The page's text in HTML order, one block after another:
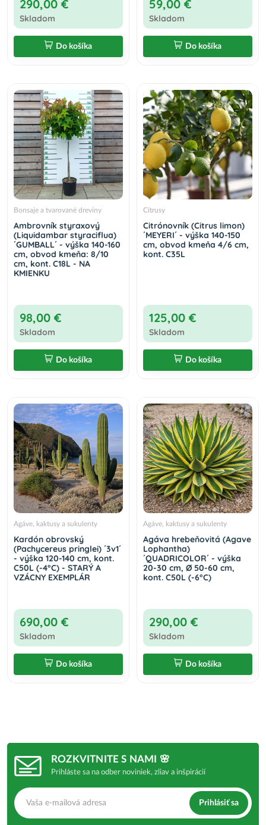
290,00 €
Skladom
Do košíka
59,00 €
Skladom
Do košíka
Bonsaje a tvarované dreviny
Ambrovník styraxový
(Liquidambar styraciflua)
´GUMBALL´ - výška 140-160
cm, obvod kmeňa: 8/10
cm, kont. C18L - NA
KMIENKU
98,00 €
Skladom
Do košíka
Citrusy
Citrónovník (Citrus limon)
´MEYERI´ - výška 140-150
cm, obvod kmeňa 4/6 cm,
kont. C35L
125,00 €
Skladom
Do košíka
Agáve, kaktusy a sukulenty
Kardón obrovský
(Pachycereus pringlei) ´3v1´
- výška 120-140 cm, kont.
C50L (-4°C) - STARÝ A
VZÁCNY EXEMPLÁR
690,00 €
Skladom
Do košíka
Agáve, kaktusy a sukulenty
Agáva hrebeňovitá (Agave
Lophantha)
´QUADRICOLOR´ - výška
20-30 cm, Ø 50-60 cm,
kont. C50L (-6°C)
290,00 €
Skladom
Do košíka
ROZKVITNITE S NAMI 🌸
Prihláste sa na odber noviniek, zliav a inšpirácií
Prihlásiť sa